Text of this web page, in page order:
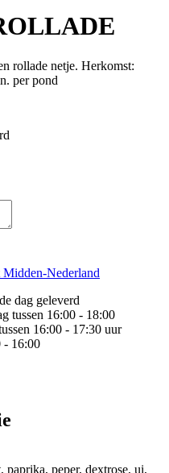
rollade netje. Herkomst:
per pond
Nederland
dag geleverd
tussen 16:00 - 18:00
16:00 - 17:30 uur
- 16:00
peper, dextrose, ui,